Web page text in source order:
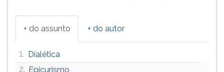
+ do assunto + do autor
1. Dialética
2. Epicurismo